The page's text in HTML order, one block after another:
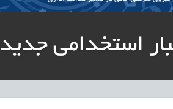
ردصلاحیت‌شده حق اعتراض دارند
گیاهی و طبیعی» در دستور کار معاونت علمی
استخدامی جدید